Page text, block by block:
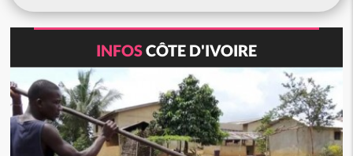
INFOSCÔTE D'IVOIRE